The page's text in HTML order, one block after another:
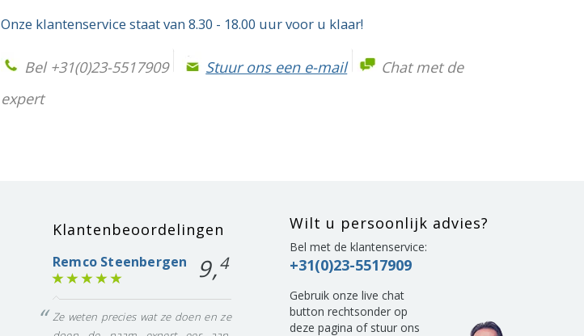
Onze klantenservice staat van 8.30 - 18.00 uur voor u klaar!
Bel +31(0)23-5517909 Stuur ons een e-mail
Chat met de
expert
Klantenbeoordelingen
Remco Steenbergen 9,4
Ze weten precies wat ze doen en ze
Wilt u persoonlijk advies?
Bel met de klantenservice:
+31(0)23-5517909
Gebruik onze live chat
button rechtsonder op
deze pagina of stuur ons